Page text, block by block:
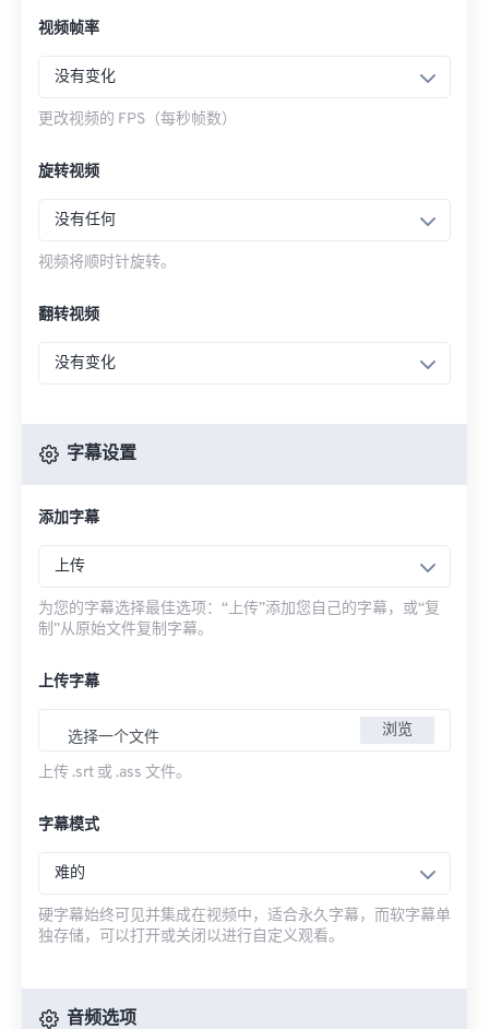
视频帧率
没有变化
更改视频的 FPS（每秒帧数）
旋转视频
没有任何
视频将顺时针旋转。
翻转视频
没有变化
字幕设置
添加字幕
上传
为您的字幕选择最佳选项：“上传”添加您自己的字幕，或“复
制”从原始文件复制字幕。
上传字幕
选择一个文件 浏览
上传 .srt 或 .ass 文件。
字幕模式
难的
硬字幕始终可见并集成在视频中，适合永久字幕，而软字幕单
独存储，可以打开或关闭以进行自定义观看。
音频选项